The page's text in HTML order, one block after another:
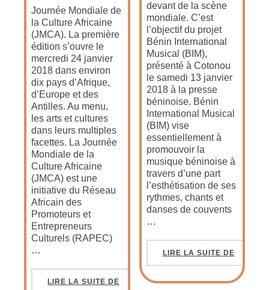
Journée Mondiale de
la Culture Africaine
(JMCA). La première
édition s’ouvre le
mercredi 24 janvier
2018 dans environ
dix pays d’Afrique,
d’Europe et des
Antilles. Au menu,
les arts et cultures
dans leurs multiples
facettes. La Journée
Mondiale de la
Culture Africaine
(JMCA) est une
initiative du Réseau
Africain des
Promoteurs et
Entrepreneurs
Culturels (RAPEC)
…
LIRE LA SUITE DE
devant de la scène
mondiale. C’est
l’objectif du projet
Bénin International
Musical (BIM),
présenté à Cotonou
le samedi 13 janvier
2018 à la presse
béninoise. Bénin
International Musical
(BIM) vise
essentiellement à
promouvoir la
musique béninoise à
travers d’une part
l’esthétisation de ses
rythmes, chants et
danses de couvents
…
LIRE LA SUITE DE